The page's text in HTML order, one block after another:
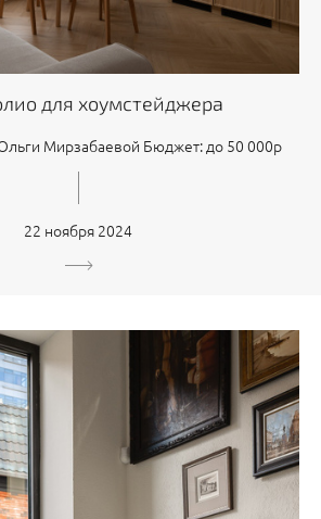
для хоумстейджера
Мирзабаевой Бюджет: до 50 000р
22 ноября 2024